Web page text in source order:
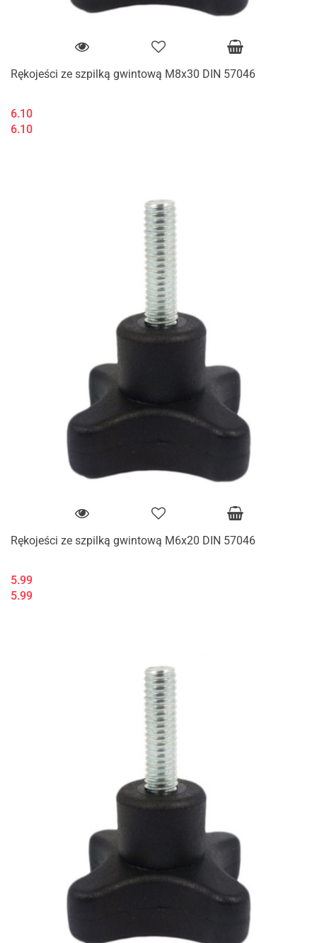
Rękojeści ze szpilką gwintową M8x30 DIN 57046
6.10
6.10
Rękojeści ze szpilką gwintową M6x20 DIN 57046
5.99
5.99